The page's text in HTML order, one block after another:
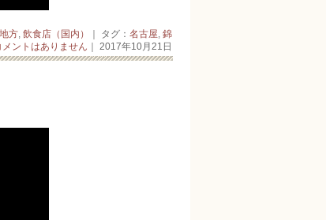
方, 飲食店（国内） ｜ タグ： 名古屋, 錦
メントはありません ｜ 2017年10月21日